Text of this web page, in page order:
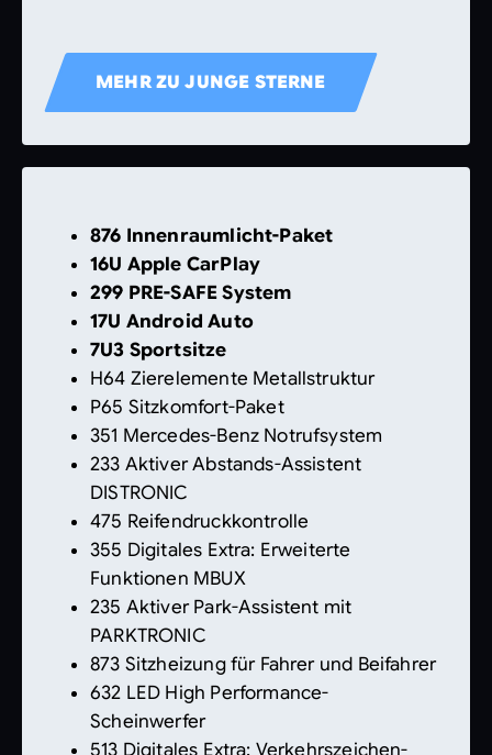
MEHR ZU JUNGE STERNE
876 Innenraumlicht-Paket
16U Apple CarPlay
299 PRE-SAFE System
17U Android Auto
7U3 Sportsitze
H64 Zierelemente Metallstruktur
P65 Sitzkomfort-Paket
351 Mercedes-Benz Notrufsystem
233 Aktiver Abstands-Assistent
DISTRONIC
475 Reifendruckkontrolle
355 Digitales Extra: Erweiterte
Funktionen MBUX
235 Aktiver Park-Assistent mit
PARKTRONIC
873 Sitzheizung für Fahrer und Beifahrer
632 LED High Performance-
Scheinwerfer
513 Digitales Extra: Verkehrszeichen-